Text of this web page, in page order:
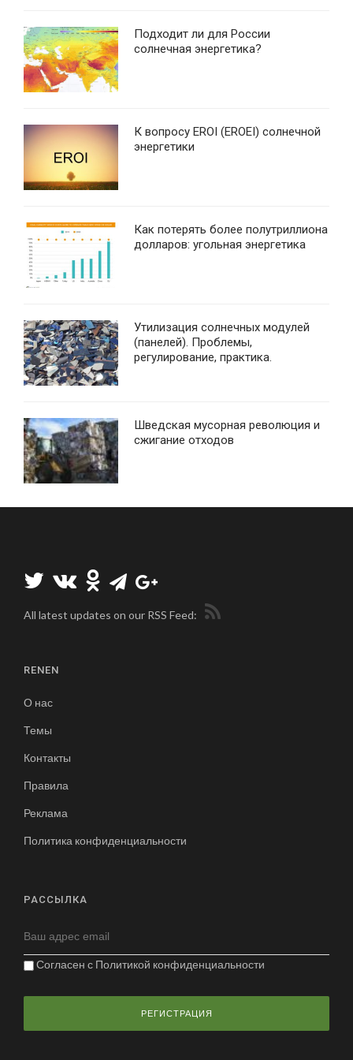
Подходит ли для России
солнечная энергетика?
К вопросу EROI (EROEI) солнечной
энергетики
Как потерять более полутриллиона
долларов: угольная энергетика
Утилизация солнечных модулей
(панелей). Проблемы,
регулирование, практика.
Шведская мусорная революция и
сжигание отходов
All latest updates on our RSS Feed:
RENEN
О нас
Темы
Контакты
Правила
Реклама
Политика конфиденциальности
РАССЫЛКА
Согласен с Политикой конфиденциальности